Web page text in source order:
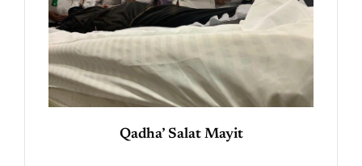
Qadha’ Salat Mayit